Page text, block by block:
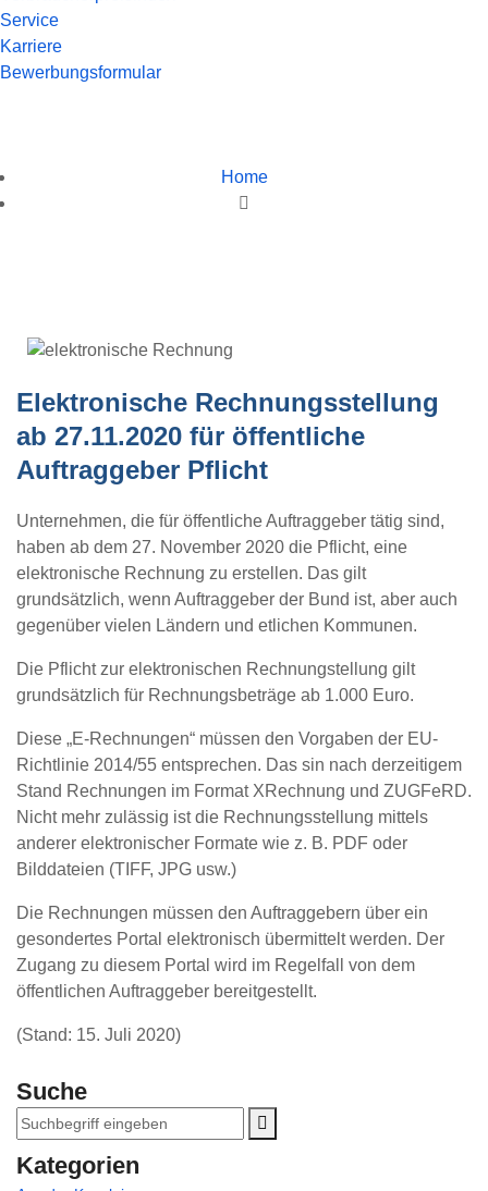
Service
Karriere
Bewerbungsformular
Home
Elektronische Rechnungsstellung
ab 27.11.2020 für öffentliche
Auftraggeber Pflicht
Unternehmen, die für öffentliche Auftraggeber tätig sind,
haben ab dem 27. November 2020 die Pflicht, eine
elektronische Rechnung zu erstellen. Das gilt
grundsätzlich, wenn Auftraggeber der Bund ist, aber auch
gegenüber vielen Ländern und etlichen Kommunen.
Die Pflicht zur elektronischen Rechnungstellung gilt
grundsätzlich für Rechnungsbeträge ab 1.000 Euro.
Diese „E-Rechnungen“ müssen den Vorgaben der EU-
Richtlinie 2014/55 entsprechen. Das sin nach derzeitigem
Stand Rechnungen im Format XRechnung und ZUGFeRD.
Nicht mehr zulässig ist die Rechnungsstellung mittels
anderer elektronischer Formate wie z. B. PDF oder
Bilddateien (TIFF, JPG usw.)
Die Rechnungen müssen den Auftraggebern über ein
gesondertes Portal elektronisch übermittelt werden. Der
Zugang zu diesem Portal wird im Regelfall von dem
öffentlichen Auftraggeber bereitgestellt.
(Stand: 15. Juli 2020)
Suche
Kategorien